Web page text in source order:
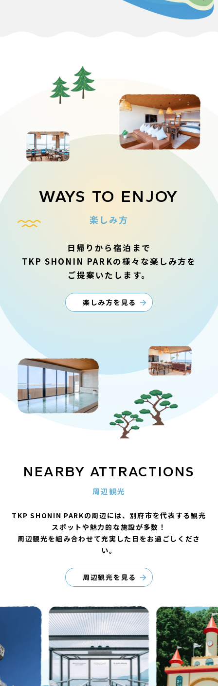
Grill Takka
ン。開放感あふれる空間で朝食の
もっと見る
Sand SPA
（別府海浜砂湯）
する「Sand SPA」。広大な施設
Barや無料で利用できる足湯もお
もっと見る
別府・大分の特産品やグルメを気
軽に楽しめるエリアです。
ISHINOYA 別府
コテージ。地元食材にこだわった
お料理や砂湯、快眠を追求したベ
もっと見る
の足湯を設けています。温泉街別
府を気軽に体現できるリラックス
WAYS TO ENJOY
楽しみ方
日帰りから宿泊まで
TKP SHONIN PARKの様々な楽しみ方を
ご提案いたします。
楽しみ方を見る
NEARBY ATTRACTIONS
周辺観光
TKP SHONIN PARKの周辺には、別府市を代表する観光
スポットや魅力的な施設が多数！
周辺観光を組み合わせて充実した日をお過ごしくださ
い。
周辺観光を見る